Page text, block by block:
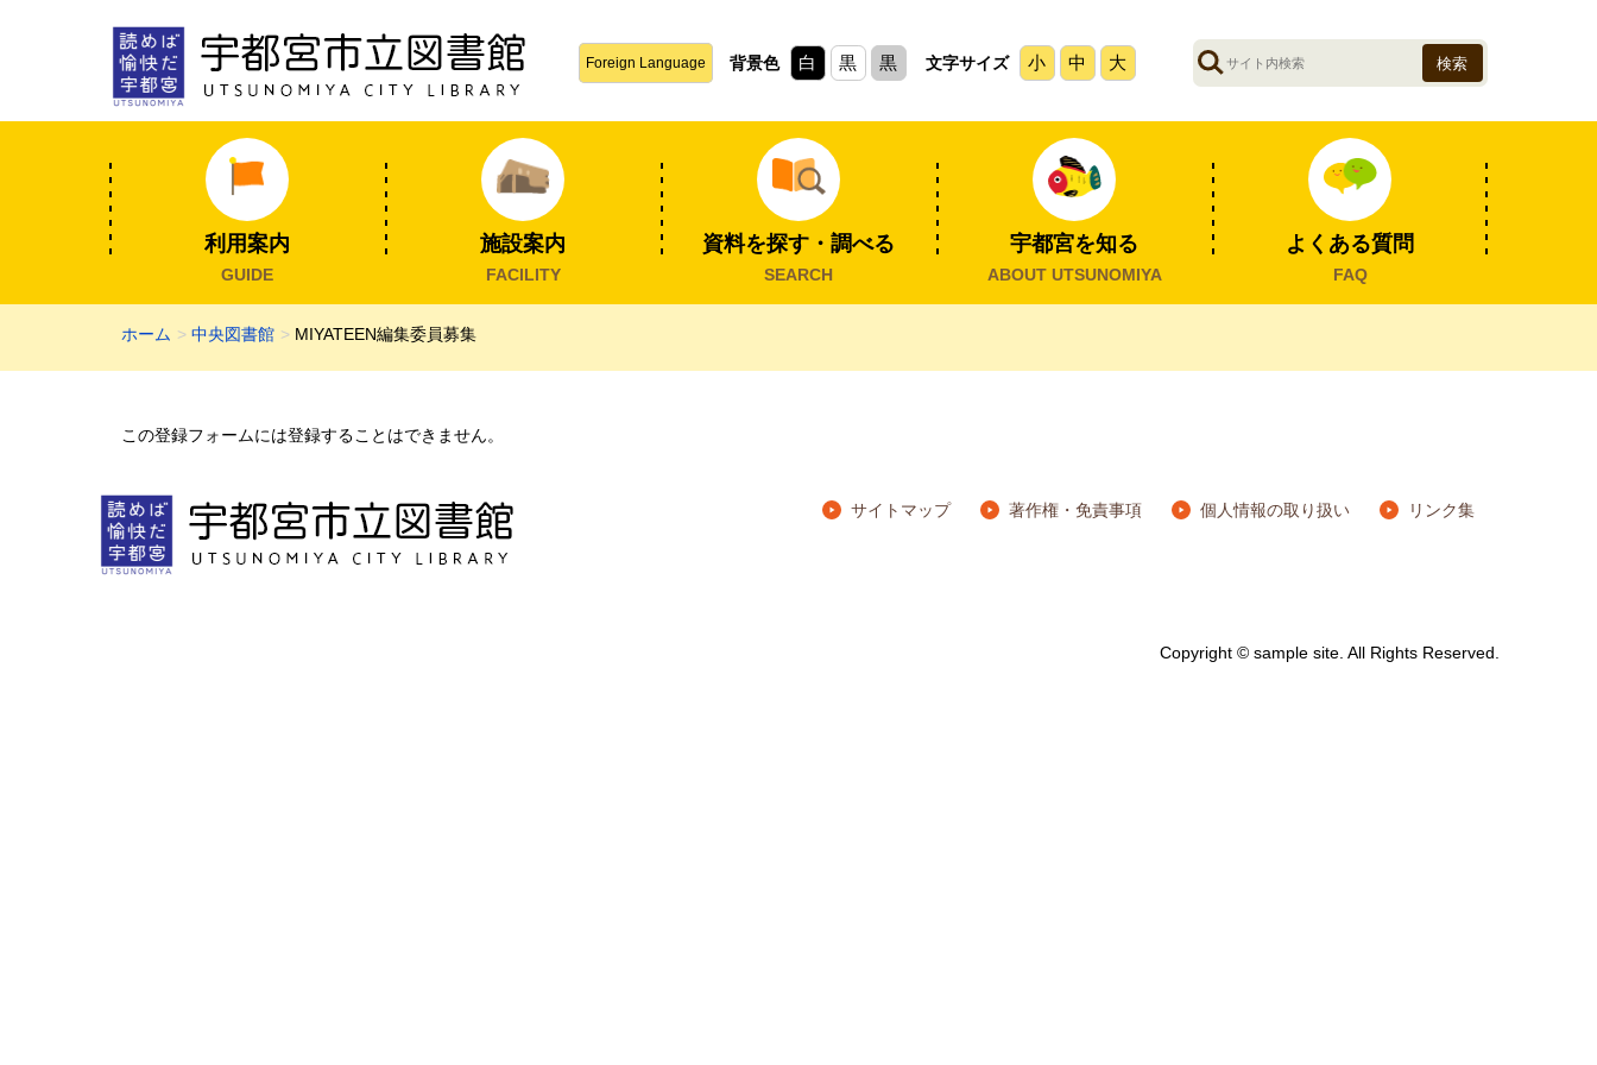
Foreign Language 背景色 白 黒 黒 文字サイズ 小 中 大
サ
イ
ト
利用案内
GUIDE
施設案内
FACILITY
資料を探す・調べる
SEARCH
宇都宮を知る
ABOUT UTSUNOMIYA
よくある質問
FAQ
ホーム 中央図書館 MIYATEEN編集委員募集
この登録フォームには登録することはできません。
サイトマップ 著作権・免責事項 個人情報の取り扱い リンク集
Copyright © sample site. All Rights Reserved.